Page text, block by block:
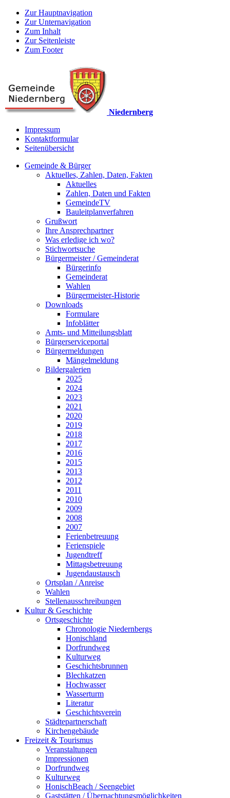
Zur Hauptnavigation
Zur Unternavigation
Zum Inhalt
Zur Seitenleiste
Zum Footer
Niedernberg
Impressum
Kontaktformular
Seitenübersicht
Gemeinde & Bürger
Aktuelles, Zahlen, Daten, Fakten
Aktuelles
Zahlen, Daten und Fakten
GemeindeTV
Bauleitplanverfahren
Grußwort
Ihre Ansprechpartner
Was erledige ich wo?
Stichwortsuche
Bürgermeister / Gemeinderat
Bürgerinfo
Gemeinderat
Wahlen
Bürgermeister-Historie
Downloads
Formulare
Infoblätter
Amts- und Mitteilungsblatt
Bürgerserviceportal
Bürgermeldungen
Mängelmeldung
Bildergalerien
2025
2024
2023
2021
2020
2019
2018
2017
2016
2015
2013
2012
2011
2010
2009
2008
2007
Ferienbetreuung
Ferienspiele
Jugendtreff
Mittagsbetreuung
Jugendaustausch
Ortsplan / Anreise
Wahlen
Stellenausschreibungen
Kultur & Geschichte
Ortsgeschichte
Chronologie Niedernbergs
Honischland
Dorfrundweg
Kulturweg
Geschichtsbrunnen
Blechkatzen
Hochwasser
Wasserturm
Literatur
Geschichtsverein
Städtepartnerschaft
Kirchengebäude
Freizeit & Tourismus
Veranstaltungen
Impressionen
Dorfrundweg
Kulturweg
HonischBeach / Seengebiet
Gaststätten / Übernachtungsmöglichkeiten